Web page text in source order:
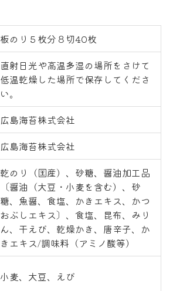
板のり５枚分８切40枚
直射日光や高温多湿の場所をさけて
低温乾燥した場所で保存してくださ
い。
広島海苔株式会社
広島海苔株式会社
乾のり（国産）、砂糖、醤油加工品
〔醤油（大豆・小麦を含む）、砂
糖、魚醤、食塩、かきエキス、かつ
おぶしエキス〕、食塩、昆布、みり
ん、干えび、乾燥かき、唐辛子、か
きエキス/調味料（アミノ酸等）
小麦、大豆、えび